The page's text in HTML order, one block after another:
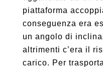
piattaforma
conseguenza era
un angolo di
altrimenti c’era il
carico. Per